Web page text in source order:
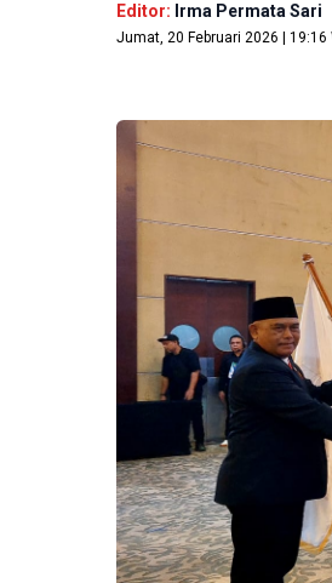
Editor: Irma Permata Sari
Jumat, 20 Februari 2026 | 19:16